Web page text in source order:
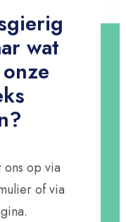
wat
op via
of via